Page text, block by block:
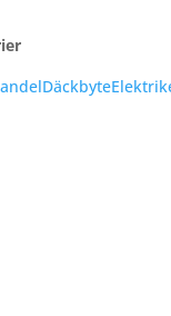
Däckbyte